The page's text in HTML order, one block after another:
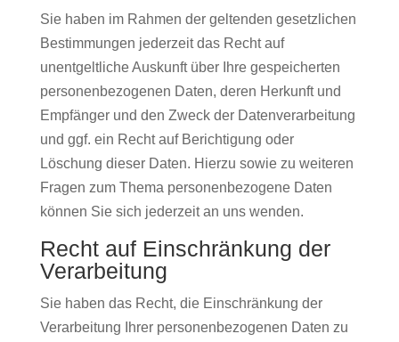
Sie haben im Rahmen der geltenden gesetzlichen
Bestimmungen jederzeit das Recht auf
unentgeltliche Auskunft über Ihre gespeicherten
personenbezogenen Daten, deren Herkunft und
Empfänger und den Zweck der Datenverarbeitung
und ggf. ein Recht auf Berichtigung oder
Löschung dieser Daten. Hierzu sowie zu weiteren
Fragen zum Thema personenbezogene Daten
können Sie sich jederzeit an uns wenden.
Recht auf Einschränkung der
Verarbeitung
Sie haben das Recht, die Einschränkung der
Verarbeitung Ihrer personenbezogenen Daten zu